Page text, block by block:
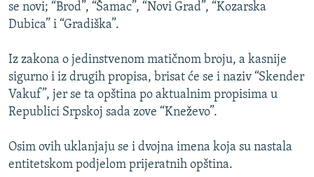
se novi; “Brod”, “Šamac”, “Novi Grad”, “Kozarska
Dubica” i “Gradiška”.
Iz zakona o jedinstvenom matičnom broju, a kasnije
sigurno i iz drugih propisa, brisat će se i naziv “Skender
Vakuf”, jer se ta opština po aktualnim propisima u
Republici Srpskoj sada zove “Kneževo”.
Osim ovih uklanjaju se i dvojna imena koja su nastala
entitetskom podjelom prijeratnih opština.